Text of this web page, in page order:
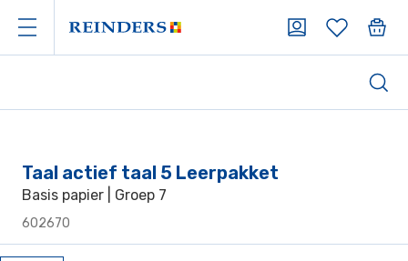
Taal actief taal 5 Leerpakket
Basis papier | Groep 7
602670